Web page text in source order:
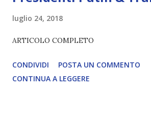
luglio 24, 2018
ARTICOLO COMPLETO
CONDIVIDI
POSTA UN COMMENTO
CONTINUA A LEGGERE